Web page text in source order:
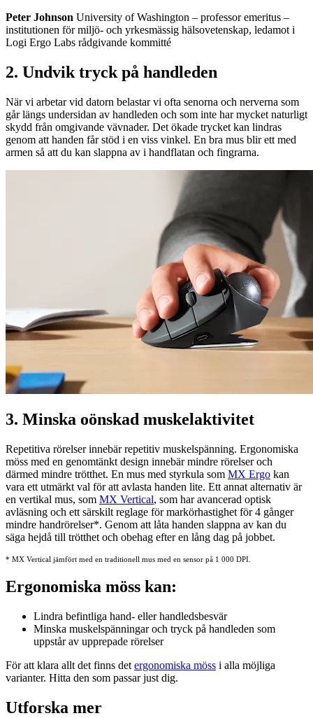
Peter Johnson University of Washington – professor emeritus –
institutionen för miljö- och yrkesmässig hälsovetenskap, ledamot i
Logi Ergo Labs rådgivande kommitté
2. Undvik tryck på handleden
När vi arbetar vid datorn belastar vi ofta senorna och nerverna som
går längs undersidan av handleden och som inte har mycket naturligt
skydd från omgivande vävnader. Det ökade trycket kan lindras
genom att handen får stöd i en viss vinkel. En bra mus blir ett med
armen så att du kan slappna av i handflatan och fingrarna.
3. Minska oönskad muskelaktivitet
Repetitiva rörelser innebär repetitiv muskelspänning. Ergonomiska
möss med en genomtänkt design innebär mindre rörelser och
därmed mindre trötthet. En mus med styrkula som MX Ergo kan
vara ett utmärkt val för att avlasta handen lite. Ett annat alternativ är
en vertikal mus, som MX Vertical, som har avancerad optisk
avläsning och ett särskilt reglage för markörhastighet för 4 gånger
mindre handrörelser*. Genom att låta handen slappna av kan du
säga hejdå till trötthet och obehag efter en lång dag på jobbet.
* MX Vertical jämfört med en traditionell mus med en sensor på 1 000 DPI.
Ergonomiska möss kan:
Lindra befintliga hand- eller handledsbesvär
Minska muskelspänningar och tryck på handleden som
uppstår av upprepade rörelser
För att klara allt det finns det ergonomiska möss i alla möjliga
varianter. Hitta den som passar just dig.
Utforska mer